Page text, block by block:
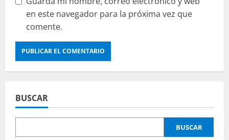
en este navegador para la próxima vez que
comente.
BUSCAR
BUSCAR